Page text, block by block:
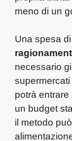
meno di un
Una spesa
necessario
potrà
un budget
il metodo